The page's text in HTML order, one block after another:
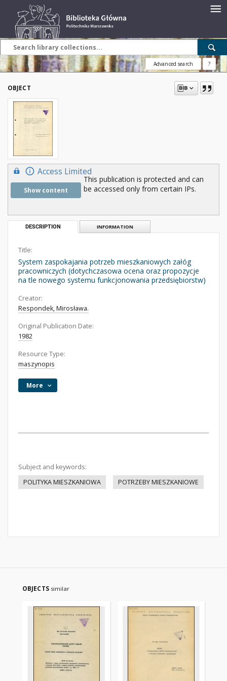
Advanced search ?
OBJECT
Access Limited
Show content
This publication is protected and can
be accessed only from certain IPs.
DESCRIPTION INFORMATION
Title:
System zaspokajania potrzeb mieszkaniowych załóg
pracowniczych (dotychczasowa ocena oraz propozycje
na tle nowego systemu funkcjonowania przedsiębiorstw)
Creator:
Respondek, Mirosława.
Original Publication Date:
1982
Resource Type:
maszynopis
More
Subject and keywords:
POLITYKA MIESZKANIOWA
POTRZEBY MIESZKANIOWE
OBJECTS similar